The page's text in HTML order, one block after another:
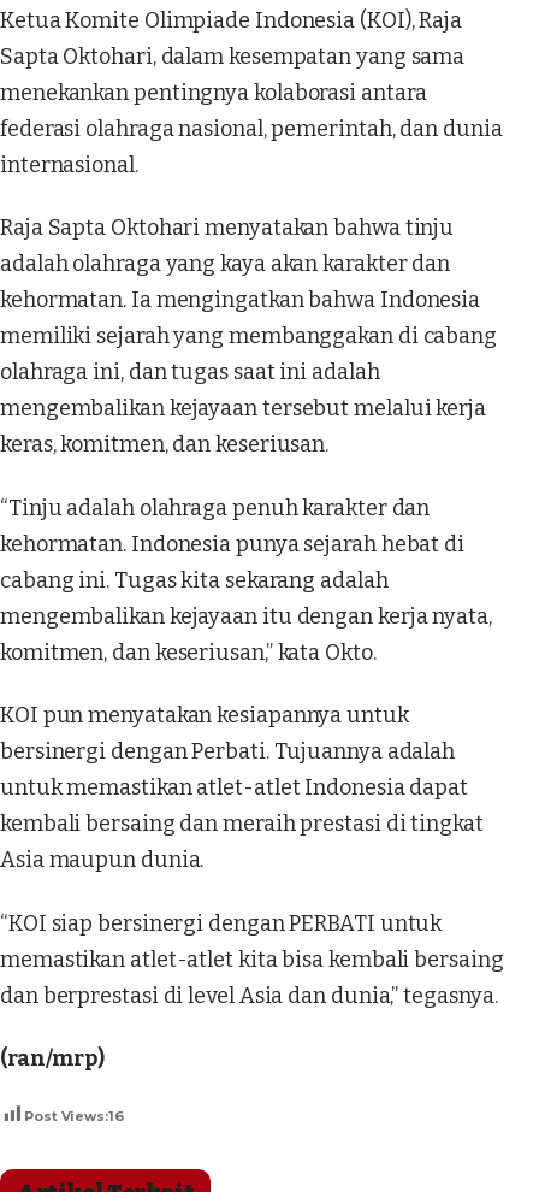
Ketua Komite Olimpiade Indonesia (KOI), Raja
Sapta Oktohari, dalam kesempatan yang sama
menekankan pentingnya kolaborasi antara
federasi olahraga nasional, pemerintah, dan dunia
internasional.
Raja Sapta Oktohari menyatakan bahwa tinju
adalah olahraga yang kaya akan karakter dan
kehormatan. Ia mengingatkan bahwa Indonesia
memiliki sejarah yang membanggakan di cabang
olahraga ini, dan tugas saat ini adalah
mengembalikan kejayaan tersebut melalui kerja
keras, komitmen, dan keseriusan.
“Tinju adalah olahraga penuh karakter dan
kehormatan. Indonesia punya sejarah hebat di
cabang ini. Tugas kita sekarang adalah
mengembalikan kejayaan itu dengan kerja nyata,
komitmen, dan keseriusan,” kata Okto.
KOI pun menyatakan kesiapannya untuk
bersinergi dengan Perbati. Tujuannya adalah
untuk memastikan atlet-atlet Indonesia dapat
kembali bersaing dan meraih prestasi di tingkat
Asia maupun dunia.
“KOI siap bersinergi dengan PERBATI untuk
memastikan atlet-atlet kita bisa kembali bersaing
dan berprestasi di level Asia dan dunia,” tegasnya.
(ran/mrp)
Post Views:16